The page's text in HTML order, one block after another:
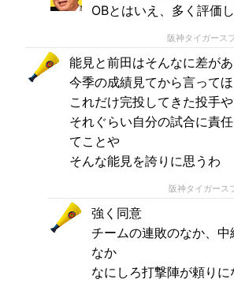
OBとはいえ、多く評価
阪神タイガース
能見と前田はそんなに差が
今季の成績見てから言って
これだけ完投してきた投手
それぐらい自分の試合に責
てことや
そんな能見を誇りに思うわ
阪神タイガース
強く同意
チームの連敗のなか、
なか
なにしろ打撃陣が頼り